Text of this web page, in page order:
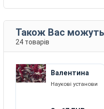
Також Вас можуть
24 товарів
Валентина
Наукові установи